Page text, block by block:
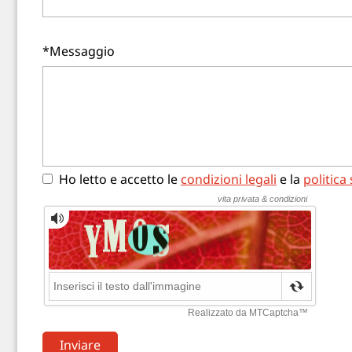
*Messaggio
Ho letto e accetto le condizioni legali e la politica